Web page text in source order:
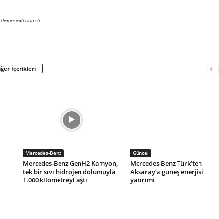
İçerikleri
Mercedes-Benz
Mercedes-Benz GenH2 Kamyon,
tek bir sıvı hidrojen dolumuyla
1.000 kilometreyi aştı
Güncel
Mercedes-Benz Türk’ten
Aksaray’a güneş enerjisi
yatırımı